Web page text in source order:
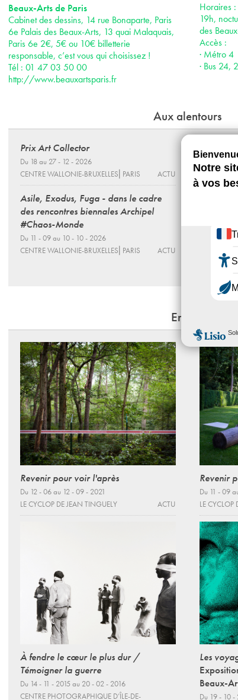
Beaux-Arts de Paris
Cabinet des dessins, 14 rue Bonaparte, Paris
6e Palais des Beaux-Arts, 13 quai Malaquais,
Paris 6e 2€, 5€ ou 10€ billetterie
responsable, c’est vous qui choisissez !
Tél : 01 47 03 50 00
http://www.beauxartsparis.fr
Horaires
19h,
des
Accès :
· Métro 4
· Bus
Aux alentours
Prix Art Collector
Du 18 au 27 - 12 - 2026
CENTRE WALLONIE-BRUXELLES⎜PARIS
ACTU
Asile, Exodus, Fuga - dans le cadre
des rencontres biennales Archipel
#Chaos-Monde
Du 11 - 09 au 10 - 10 - 2026
CENTRE WALLONIE-BRUXELLES⎜PARIS
ACTU
Festival
&
Du 22 - 05
Une vie
Du 12 - 06
JEU DE
En lien
Revenir pour voir l'après
Du 12 - 06 au 12 - 09 - 2021
LE CYCLOP DE JEAN TINGUELY
ACTU
À fendre le cœur le plus dur /
Témoigner la guerre
Du 14 - 11 - 2015 au 20 - 02 - 2016
CENTRE PHOTOGRAPHIQUE D’ÎLE-DE-
Revenir
Du 11 - 09
LE CYCLOP
Les
Beaux-
Du 19 - 10